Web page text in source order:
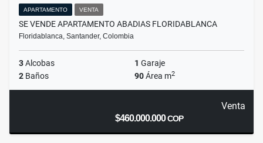
APARTAMENTO VENTA
SE VENDE APARTAMENTO ABADIAS FLORIDABLANCA
Floridablanca, Santander, Colombia
3Alcobas 1 Garaje
2 Baños 90Área m2
Venta
$460.000.000COP